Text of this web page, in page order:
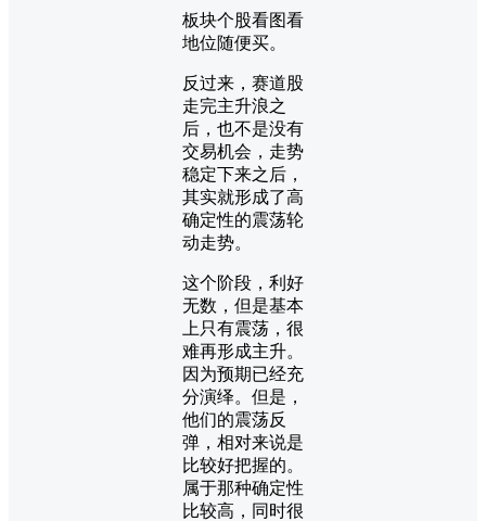
板块个股看图看
地位随便买。
反过来，赛道股
走完主升浪之
后，也不是没有
交易机会，走势
稳定下来之后，
其实就形成了高
确定性的震荡轮
动走势。
这个阶段，利好
无数，但是基本
上只有震荡，很
难再形成主升。
因为预期已经充
分演绎。但是，
他们的震荡反
弹，相对来说是
比较好把握的。
属于那种确定性
比较高，同时很